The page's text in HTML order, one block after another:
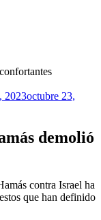
2023octubre 23,
demolió
contra Israel ha
que han definido